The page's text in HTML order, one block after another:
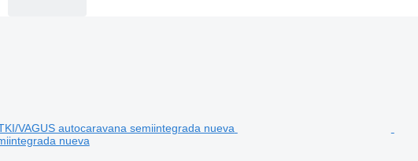
nueva